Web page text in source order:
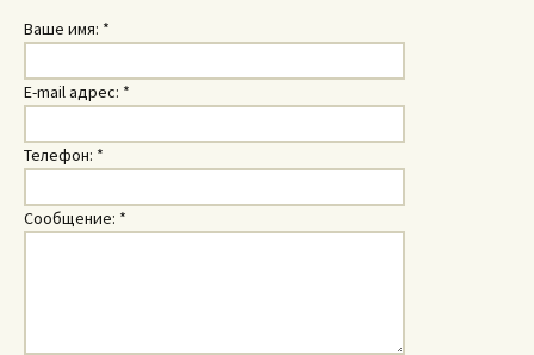
Ваше имя: *
E-mail адрес: *
Телефон: *
Сообщение: *